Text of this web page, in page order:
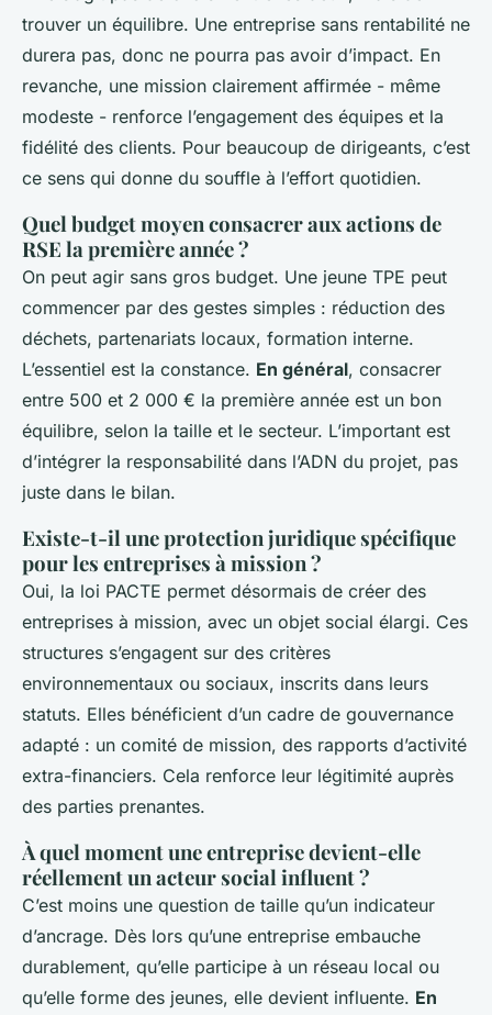
trouver un équilibre. Une entreprise sans rentabilité ne
durera pas, donc ne pourra pas avoir d’impact. En
revanche, une mission clairement affirmée - même
modeste - renforce l’engagement des équipes et la
fidélité des clients. Pour beaucoup de dirigeants, c’est
ce sens qui donne du souffle à l’effort quotidien.
Quel budget moyen consacrer aux actions de
RSE la première année ?
On peut agir sans gros budget. Une jeune TPE peut
commencer par des gestes simples : réduction des
déchets, partenariats locaux, formation interne.
L’essentiel est la constance. En général, consacrer
entre 500 et 2 000 € la première année est un bon
équilibre, selon la taille et le secteur. L’important est
d’intégrer la responsabilité dans l’ADN du projet, pas
juste dans le bilan.
Existe-t-il une protection juridique spécifique
pour les entreprises à mission ?
Oui, la loi PACTE permet désormais de créer des
entreprises à mission, avec un objet social élargi. Ces
structures s’engagent sur des critères
environnementaux ou sociaux, inscrits dans leurs
statuts. Elles bénéficient d’un cadre de gouvernance
adapté : un comité de mission, des rapports d’activité
extra-financiers. Cela renforce leur légitimité auprès
des parties prenantes.
À quel moment une entreprise devient-elle
réellement un acteur social influent ?
C’est moins une question de taille qu’un indicateur
d’ancrage. Dès lors qu’une entreprise embauche
durablement, qu’elle participe à un réseau local ou
qu’elle forme des jeunes, elle devient influente. En